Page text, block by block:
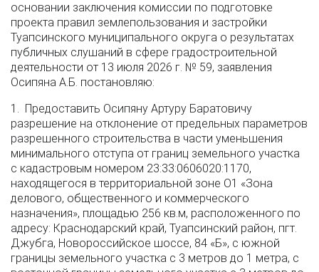
основании заключения комиссии по подготовке
проекта правил землепользования и застройки
Туапсинского муниципального округа о результатах
публичных слушаний в сфере градостроительной
деятельности от 13 июля 2026 г. № 59, заявления
Осипяна А.Б. постановляю:
1. Предоставить Осипяну Артуру Баратовичу
разрешение на отклонение от предельных параметров
разрешенного строительства в части уменьшения
минимального отступа от границ земельного участка
с кадастровым номером 23:33:0606020:1170,
находящегося в территориальной зоне О1 «Зона
делового, общественного и коммерческого
назначения», площадью 256 кв.м, расположенного по
адресу: Краснодарский край, Туапсинский район, пгт.
Джубга, Новороссийское шоссе, 84 «Б», с южной
границы земельного участка с 3 метров до 1 метра, с